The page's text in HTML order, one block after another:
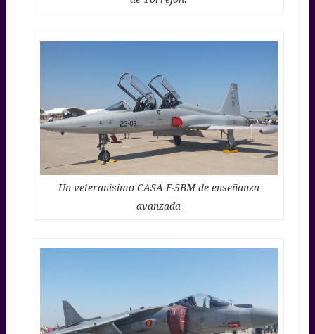
Un veteranísimo CASA F-5BM de enseñanza
avanzada